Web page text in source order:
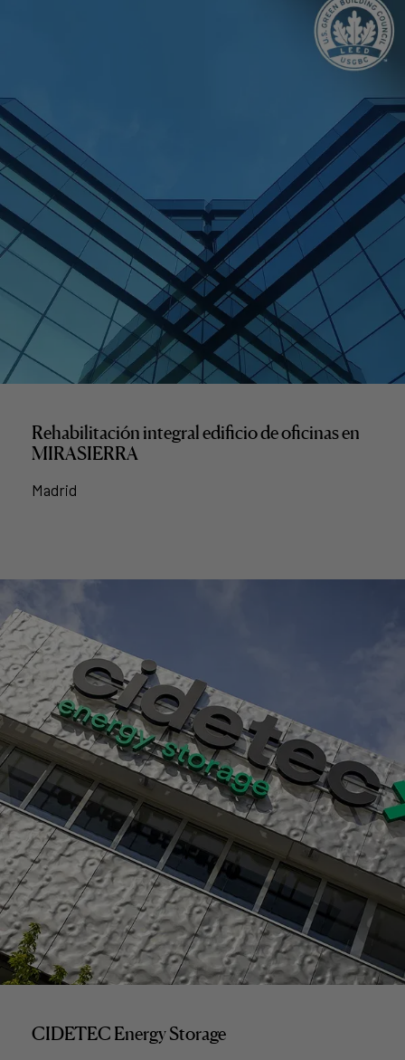
Rehabilitación integral edificio de oficinas en
MIRASIERRA
Madrid
CIDETEC Energy Storage